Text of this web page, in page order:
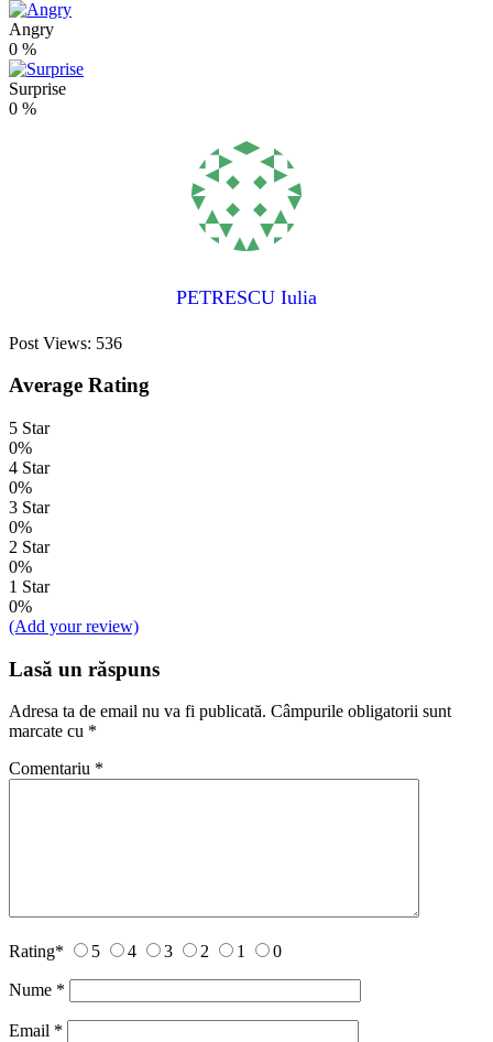
Angry
0 %
Surprise
0 %
PETRESCU Iulia
Post Views: 536
Average Rating
5 Star
0%
4 Star
0%
3 Star
0%
2 Star
0%
1 Star
0%
(Add your review)
Lasă un răspuns
Adresa ta de email nu va fi publicată. Câmpurile obligatorii sunt
marcate cu *
Comentariu *
Rating* 5 4 3 2 1 0
Nume *
Email *